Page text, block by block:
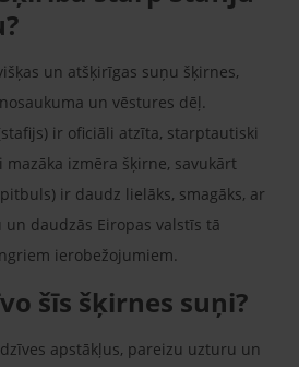
un atšķirīgas suņu šķirnes,
un vēstures dēļ.
ir oficiāli atzīta, starptautiski
izmēra šķirne, savukārt
ir daudz lielāks, smagāks, ar
daudzās Eiropas valstīs tā
ierobežojumiem.
šīs šķirnes suņi?
apstākļus, pareizu uzturu un